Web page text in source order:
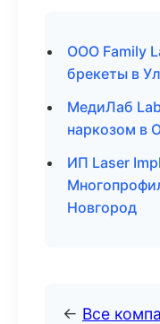
ООО Family
брекеты в
МедиЛаб
наркозом в
ИП Laser
Новгород
← Все